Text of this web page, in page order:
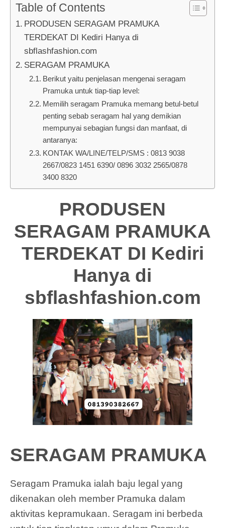
Table of Contents
PRODUSEN SERAGAM PRAMUKA
TERDEKAT DI Kediri Hanya di
sbflashfashion.com
SERAGAM PRAMUKA
Berikut yaitu penjelasan mengenai seragam
Pramuka untuk tiap-tiap level:
Memilih seragam Pramuka memang betul-betul
penting sebab seragam hal yang demikian
mempunyai sebagian fungsi dan manfaat, di
antaranya:
KONTAK WA/LINE/TELP/SMS : 0813 9038
2667/0823 1451 6390/ 0896 3032 2565/0878
3400 8320
PRODUSEN
SERAGAM PRAMUKA
TERDEKAT DI Kediri
Hanya di
sbflashfashion.com
SERAGAM PRAMUKA
Seragam Pramuka ialah baju legal yang
dikenakan oleh member Pramuka dalam
aktivitas kepramukaan. Seragam ini berbeda